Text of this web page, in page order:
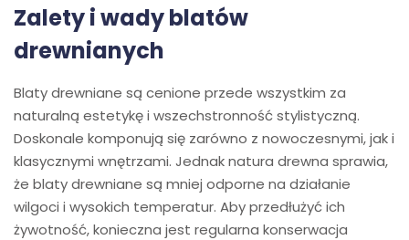
Zalety i wady blatów
drewnianych
Blaty drewniane są cenione przede wszystkim za
naturalną estetykę i wszechstronność stylistyczną.
Doskonale komponują się zarówno z nowoczesnymi, jak i
klasycznymi wnętrzami. Jednak natura drewna sprawia,
że blaty drewniane są mniej odporne na działanie
wilgoci i wysokich temperatur. Aby przedłużyć ich
żywotność, konieczna jest regularna konserwacja